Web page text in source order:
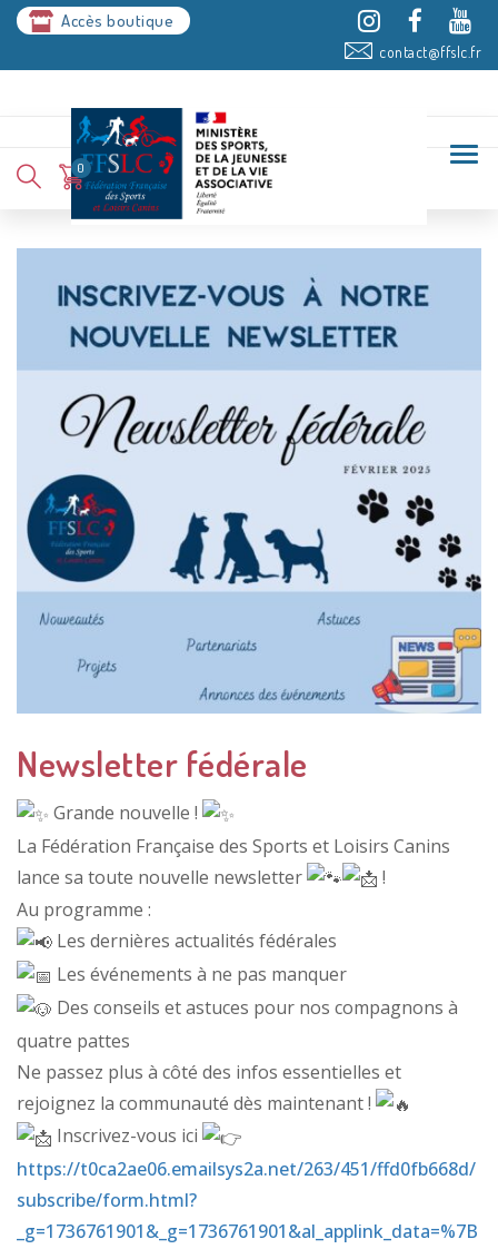
Accès boutique
contact@ffslc.fr
0
Newsletter fédérale
Grande nouvelle !
La Fédération Française des Sports et Loisirs Canins
lance sa toute nouvelle newsletter
!
Au programme :
Les dernières actualités fédérales
Les événements à ne pas manquer
Des conseils et astuces pour nos compagnons à
quatre pattes
Ne passez plus à côté des infos essentielles et
rejoignez la communauté dès maintenant !
Inscrivez-vous ici
https://t0ca2ae06.emailsys2a.net/263/451/ffd0fb668d/
subscribe/form.html?
_g=1736761901&_g=1736761901&al_applink_data=%7B